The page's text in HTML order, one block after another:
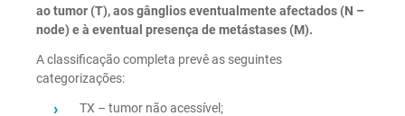
ao tumor (T), aos gânglios eventualmente afectados (N –
node) e à eventual presença de metástases (M).
A classificação completa prevê as seguintes
categorizações:
TX – tumor não acessível;